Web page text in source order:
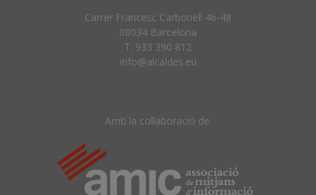
Carrer Francesc Carbonell 46-48
08034 Barcelona
T. 933 390 812
info@alcaldes.eu
Amb la col·laboració de: